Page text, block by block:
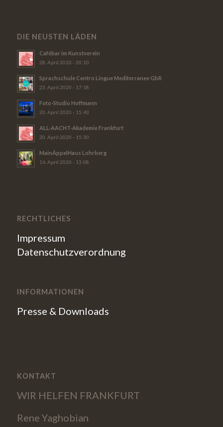
DIE NEUSTEN LÄDEN
Cafébar im Kunstverein
28. April 2020 - 20:10
Sprachschule Centro Lingue Mediterranee GbR
23. April 2020 - 17:18
Foto-Studio Hoffmann
20. April 2020 - 15:43
ALL-AACHT-Akademie Frankfurt
20. April 2020 - 15:30
MainÄppelHaus Lohrberg
16. April 2020 - 13:08
RECHTLICHES
Impressum
Datenschutzverordnung
INFORMATIONEN
Presse & Downloads
KONTAKT
WIR HELFEN FRANKFURT
Rene Yaghobian